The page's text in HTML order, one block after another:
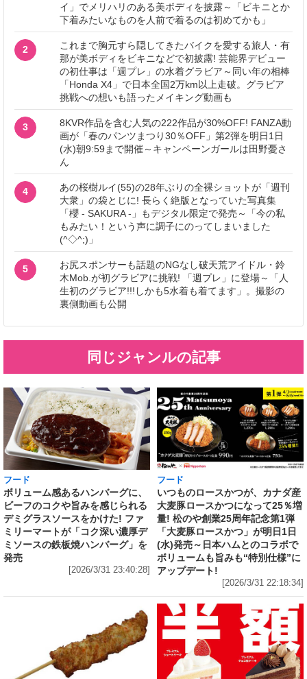
イ」でメリハリのある美ボディを披露～「ビキニとか
下着みたいなものを人前で着るのは初めてかも」
2
これまで胸元すら隠してきたバイクを愛する旅人・有
那が美ボディをビキニなどで初披露! 芸能界デビュー
の初仕事は「週プレ」の水着グラビア～同い年の相棒
「Honda X4」で日本全国2万km以上走破。グラビア
挑戦への想いも語ったメイキング動画も
3
8KVR作品を含む人気の222作品が30%OFF! FANZA動
画が「春のパンツまつり30％OFF」第2弾を明日1日
(水)朝9:59まで開催～キャンペーンガールは田野憂さ
ん
4
あの桜樹ルイ(55)の28年ぶりの全裸ショットが「週刊
大衆」の袋とじに! 長らく絶版となっていた写真集
「櫻 - SAKURA -」もデジタル限定で発売～「今の私
もみたい！という声に調子にのってしまいました
(^◇^;)」
5
お尻スポンサーも話題のNGなし破天荒アイドル・鈴
木Mob.が初グラビアに挑戦! 「週プレ」に登場～「人
生初のグラビア!!!しかも5水着も着てます」。撮影の
裏側動画も公開
同じジャンルの記事
フード
ボリューム感あるハンバーグに、
ビーフのコクや旨みを感じられる
デミグラスソースをかけた! ファ
ミリーマートが「コク深い濃厚デ
ミソースの鉄板焼ハンバーグ」を
発売
[2026/3/31 23:40:28]
フード
いつものロースかつが、カナダ産
大麦豚ロースかつになって25％増
量! 松のや創業25周年記念第1弾
「大麦豚ロースかつ」が明日1日
(水)発売～日本ハムとのコラボで
ボリュームも旨みも“特別仕様”に
アップデート!
[2026/3/31 22:18:34]